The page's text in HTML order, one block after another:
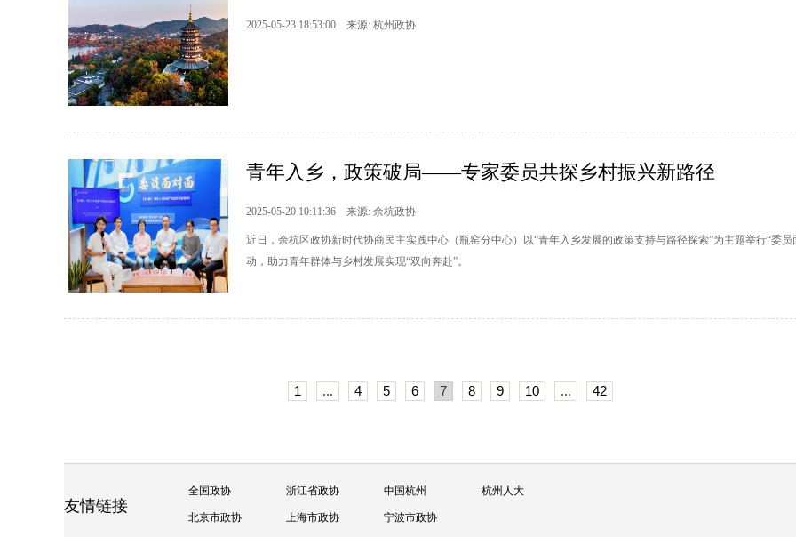
2025-05-23 18:53:00 来源: 杭州政协
青年入乡，政策破局——专家委员共探乡村振兴新路径
2025-05-20 10:11:36 来源: 余杭政协
近日，余杭区政协新时代协商民主实践中心（瓶窑分中心）以“青年入乡发展的政策支持与路径探索”为主题举行“委员
动，助力青年群体与乡村发展实现“双向奔赴”。
1 ... 4 5 6 7 8 9 10 ... 42
友情链接
全国政协 浙江省政协 中国杭州 杭州人大
北京市政协 上海市政协 宁波市政协